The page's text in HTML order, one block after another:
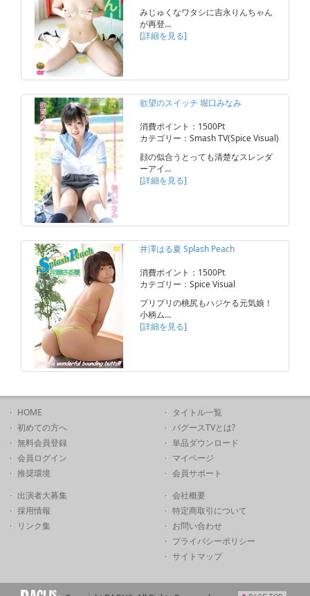
みじゅくなワタシに吉永りんちゃん
が再登…
[詳細を見る]
欲望のスイッチ 堀口みなみ
消費ポイント：1500Pt
カテゴリー：Smash TV(Spice Visual)
顔の似合うとっても清楚なスレンダ
ーアイ…
[詳細を見る]
井澤はる夏 Splash Peach
消費ポイント：1500Pt
カテゴリー：Spice Visual
プリプリの桃尻もハジケる元気娘！
小柄ム…
[詳細を見る]
HOME
初めての方へ
無料会員登録
会員ログイン
推奨環境
タイトル一覧
バグースTVとは?
単品ダウンロード
マイページ
会員サポート
出演者大募集
採用情報
リンク集
会社概要
特定商取引について
お問い合わせ
プライバシーポリシー
サイトマップ